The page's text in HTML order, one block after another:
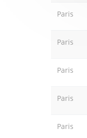
Paris
Paris
Paris
Paris
Paris